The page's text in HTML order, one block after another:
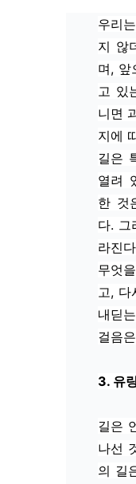
우리
지 않
며, 앞
고 있
니면
지에
길은
열려
한 것
다. 그
라진
무엇
고, 다
내딛
걸음
3. 유
길은
나선
의 길